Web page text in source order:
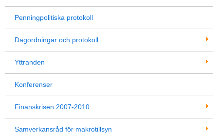
Penningpolitiska protokoll
Dagordningar och protokoll
Yttranden
Konferenser
Finanskrisen 2007-2010
Samverkansråd för makrotillsyn